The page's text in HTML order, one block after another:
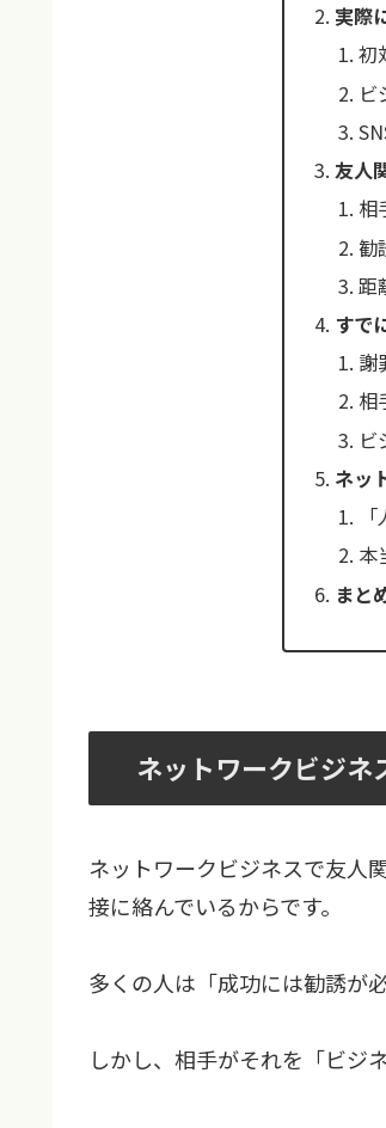
実際
初
ビ
友人
相
勧
距
すで
謝
相
ビ
ネッ
本
まと
ネットワークビジネ
ネットワークビジネスで友人
接に絡んでいるからです。
多くの人は「成功には勧誘が
しかし、相手がそれを「ビジ